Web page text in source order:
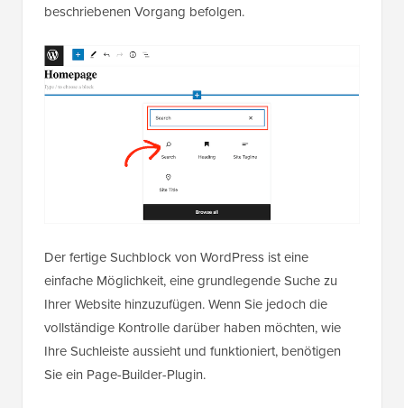
beschriebenen Vorgang befolgen.
Der fertige Suchblock von WordPress ist eine
einfache Möglichkeit, eine grundlegende Suche zu
Ihrer Website hinzuzufügen. Wenn Sie jedoch die
vollständige Kontrolle darüber haben möchten, wie
Ihre Suchleiste aussieht und funktioniert, benötigen
Sie ein Page-Builder-Plugin.